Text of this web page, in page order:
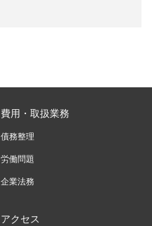
費用・取扱業務
債務整理
労働問題
企業法務
アクセス